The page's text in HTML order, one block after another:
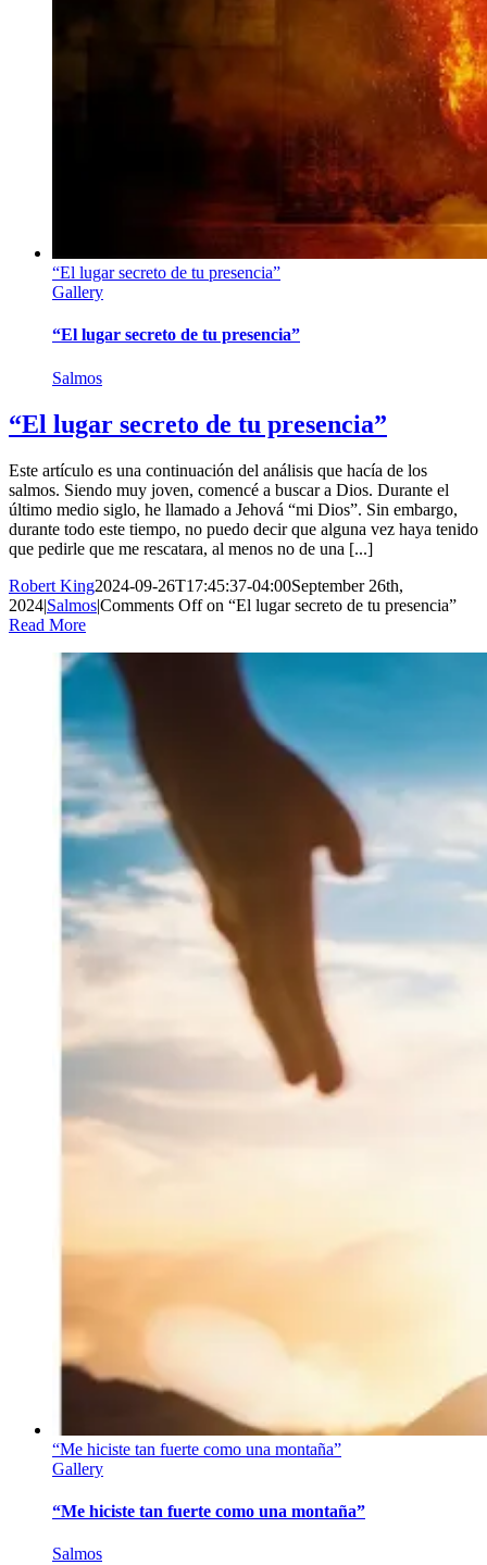
“El lugar secreto de tu presencia”
Gallery
“El lugar secreto de tu presencia”
Salmos
“El lugar secreto de tu presencia”
Este artículo es una continuación del análisis que hacía de los
salmos. Siendo muy joven, comencé a buscar a Dios. Durante el
último medio siglo, he llamado a Jehová “mi Dios”. Sin embargo,
durante todo este tiempo, no puedo decir que alguna vez haya tenido
que pedirle que me rescatara, al menos no de una [...]
Robert King2024-09-26T17:45:37-04:00September 26th,
2024|Salmos|Comments Offon “El lugar secreto de tu presencia”
Read More
“Me hiciste tan fuerte como una montaña”
Gallery
“Me hiciste tan fuerte como una montaña”
Salmos